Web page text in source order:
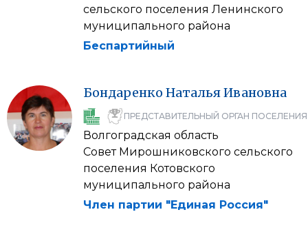
сельского поселения Ленинского
муниципального района
Беспартийный
Бондаренко НатальяИвановна
ПРЕДСТАВИТЕЛЬНЫЙ ОРГАН ПОСЕЛЕНИЯ
Волгоградская область
Совет Мирошниковского сельского
поселения Котовского
муниципального района
Член партии "Единая Россия"